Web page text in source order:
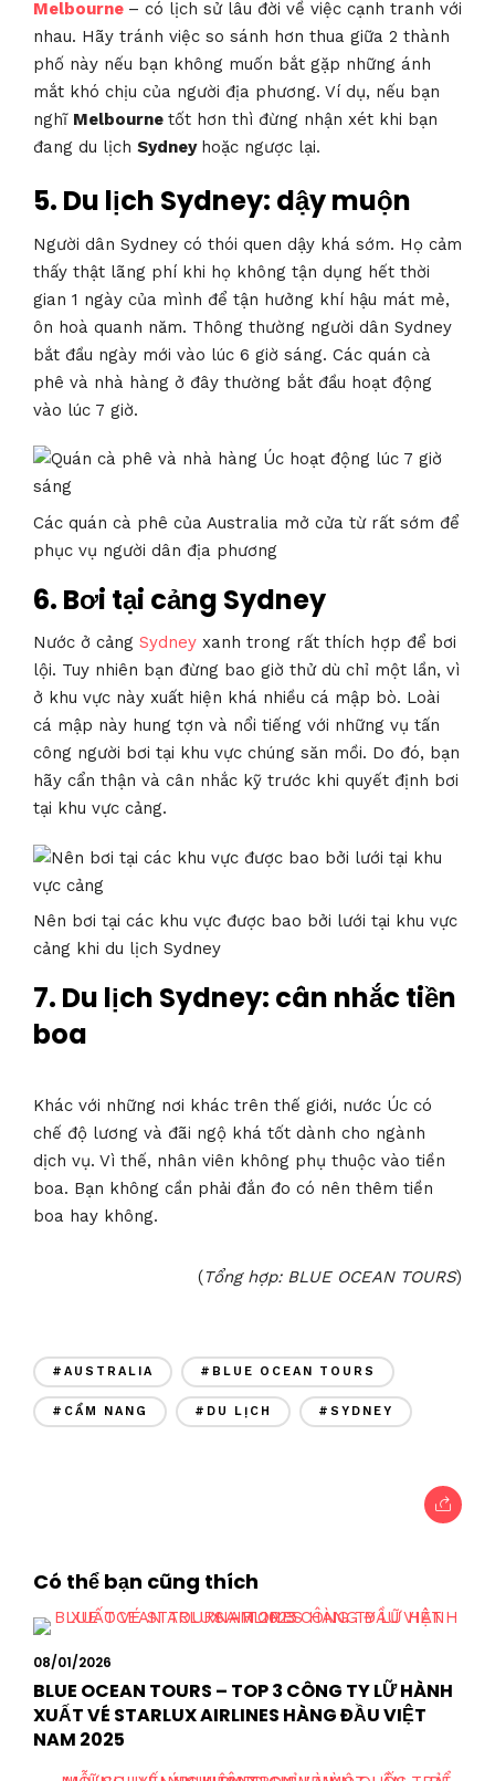
Melbourne – có lịch sử lâu đời về việc cạnh tranh với
nhau. Hãy tránh việc so sánh hơn thua giữa 2 thành
phố này nếu bạn không muốn bắt gặp những ánh
mắt khó chịu của người địa phương. Ví dụ, nếu bạn
nghĩ Melbourne tốt hơn thì đừng nhận xét khi bạn
đang du lịch Sydney hoặc ngược lại.
5. Du lịch Sydney: dậy muộn
Người dân Sydney có thói quen dậy khá sớm. Họ cảm
thấy thật lãng phí khi họ không tận dụng hết thời
gian 1 ngày của mình để tận hưởng khí hậu mát mẻ,
ôn hoà quanh năm. Thông thường người dân Sydney
bắt đầu ngày mới vào lúc 6 giờ sáng. Các quán cà
phê và nhà hàng ở đây thường bắt đầu hoạt động
vào lúc 7 giờ.
Các quán cà phê của Australia mở cửa từ rất sớm để
phục vụ người dân địa phương
6. Bơi tại cảng Sydney
Nước ở cảng Sydney xanh trong rất thích hợp để bơi
lội. Tuy nhiên bạn đừng bao giờ thử dù chỉ một lần, vì
ở khu vực này xuất hiện khá nhiều cá mập bò. Loài
cá mập này hung tợn và nổi tiếng với những vụ tấn
công người bơi tại khu vực chúng săn mồi. Do đó, bạn
hãy cẩn thận và cân nhắc kỹ trước khi quyết định bơi
tại khu vực cảng.
Nên bơi tại các khu vực được bao bởi lưới tại khu vực
cảng khi du lịch Sydney
7. Du lịch Sydney: cân nhắc tiền
boa
Khác với những nơi khác trên thế giới, nước Úc có
chế độ lương và đãi ngộ khá tốt dành cho ngành
dịch vụ. Vì thế, nhân viên không phụ thuộc vào tiền
boa. Bạn không cần phải đắn đo có nên thêm tiền
boa hay không.
(Tổng hợp: BLUE OCEAN TOURS)
#AUSTRALIA #BLUE OCEAN TOURS
#CẨM NANG #DU LỊCH #SYDNEY
Có thể bạn cũng thích
08/01/2026
BLUE OCEAN TOURS – TOP 3 CÔNG TY LỮ HÀNH
XUẤT VÉ STARLUX AIRLINES HÀNG ĐẦU VIỆT
NAM 2025